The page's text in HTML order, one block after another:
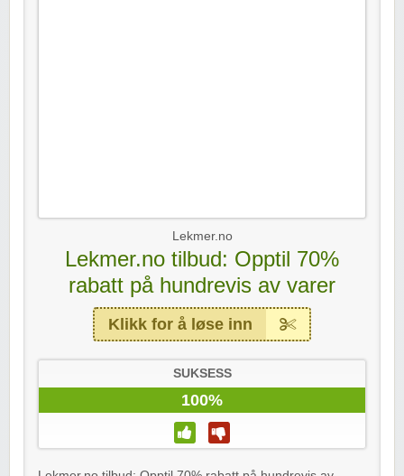
Lekmer.no
Lekmer.no tilbud: Opptil 70%
rabatt på hundrevis av varer
Klikk for å løse inn
SUKSESS
100%